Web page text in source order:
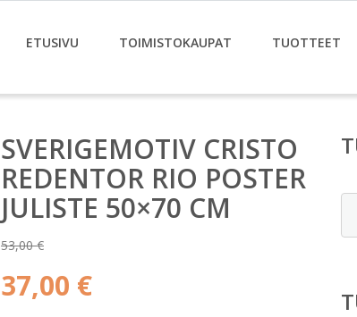
ETUSIVU TOIMISTOKAUPAT TUOTTEET
SVERIGEMOTIV CRISTO
REDENTOR RIO POSTER
JULISTE 50×70 CM
53,00€
Alkuperäinen
hinta
37,00 €